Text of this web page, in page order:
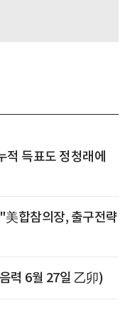
적 득표도 정청래에
합참의장, 출구전략
력 6월 27일 乙卯)